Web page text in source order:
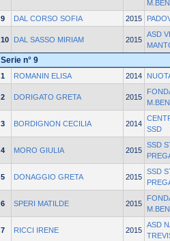
9 DAL CORSO SOFIA 2015
10 DAL SASSO MIRIAM 2015
ASD
Serie n° 9
1 ROMANIN ELISA 2014
2 DORIGATO GRETA 2015
3 BORDIGNON CECILIA 2014
SSD
4 MORO GIULIA 2015
SSD
5 DONAGGIO GRETA 2015
SSD
6 SPERI MATILDE 2015
7 RICCI IRENE 2015
ASD